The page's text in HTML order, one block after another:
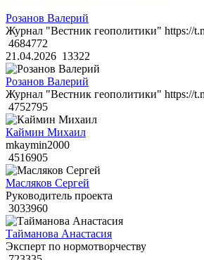
Розанов Валерий
Журнал "Вестник геополитики" https://
4684772
21.04.2026 13322
Розанов Валерий
Журнал "Вестник геополитики" https://
4752795
Каймин Михаил
mkaymin2000
4516905
Масляков Сергей
Руководитель проекта
3033960
Тайманова Анастасия
Эксперт по нормотворчеству